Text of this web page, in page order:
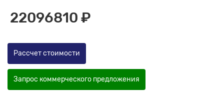
22096810 ₽
Рассчет стоимости
Запрос коммерческого предложения